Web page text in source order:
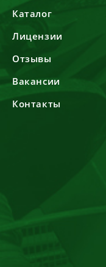
Каталог
Лицензии
Отзывы
Вакансии
Контакты